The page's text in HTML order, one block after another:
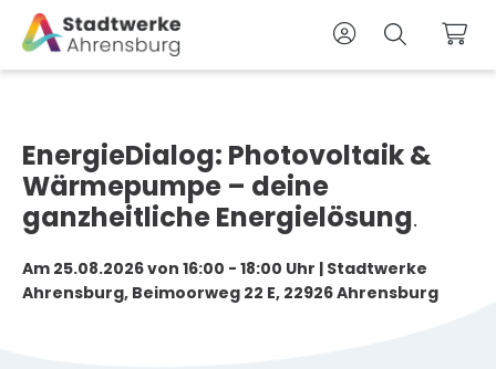
Zum Suche
EnergieDialog: Photovoltaik &
Wärmepumpe – deine
ganzheitliche Energielösung.
Am 25.08.2026 von 16:00 - 18:00 Uhr | Stadtwerke
Ahrensburg, Beimoorweg 22 E, 22926 Ahrensburg